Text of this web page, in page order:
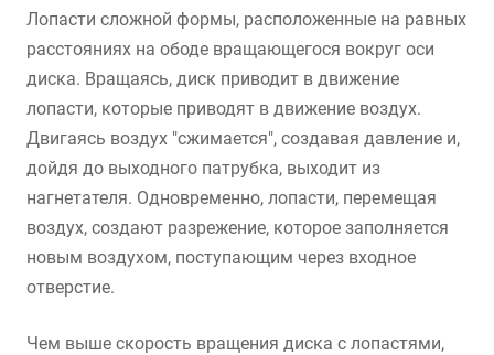
Лопасти сложной формы, расположенные на равных
расстояниях на ободе вращающегося вокруг оси
диска. Вращаясь, диск приводит в движение
лопасти, которые приводят в движение воздух.
Двигаясь воздух "сжимается", создавая давление и,
дойдя до выходного патрубка, выходит из
нагнетателя. Одновременно, лопасти, перемещая
воздух, создают разрежение, которое заполняется
новым воздухом, поступающим через входное
отверстие.
Чем выше скорость вращения диска с лопастями,